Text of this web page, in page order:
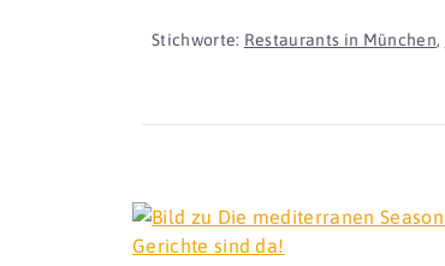
Stichworte: Restaurants in München,